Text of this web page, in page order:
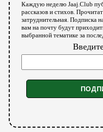
Каждую неделю Jaaj.Club
рассказов и стихов.
затруднительная. Подписка
вам на почту будут
выбранной тематике за